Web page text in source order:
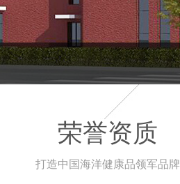
荣誉资质
打造中国海洋健康品领军品牌